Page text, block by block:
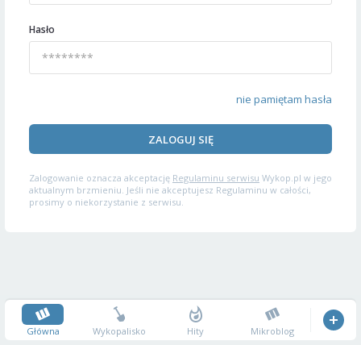
Hasło
nie pamiętam hasła
ZALOGUJ SIĘ
Zalogowanie oznacza akceptację Regulaminu serwisu Wykop.pl w jego
aktualnym brzmieniu. Jeśli nie akceptujesz Regulaminu w całości,
prosimy o niekorzystanie z serwisu.
Główna Wykopalisko Hity Mikroblog